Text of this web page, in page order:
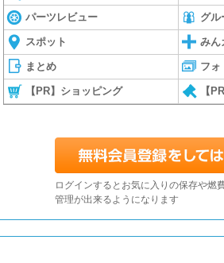
パーツレビュー グル
スポット みん
まとめ フォ
【PR】ショッピング 【
ログインするとお気に入りの保存や燃
管理が出来るようになります